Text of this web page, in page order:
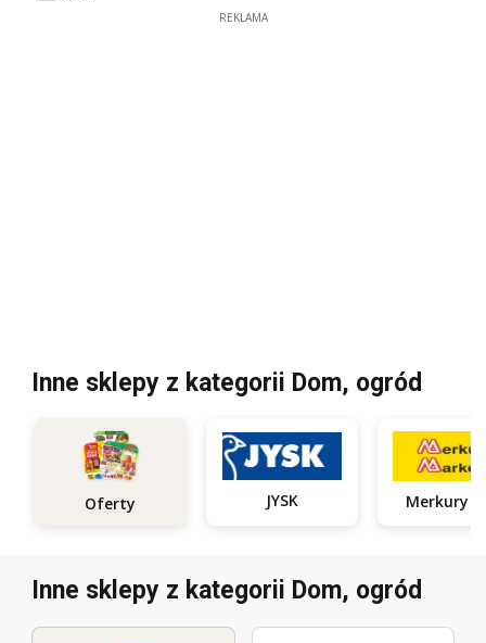
REKLAMA
Inne sklepy z kategorii Dom, ogród
Oferty JYSK
Inne sklepy z kategorii Dom, ogród